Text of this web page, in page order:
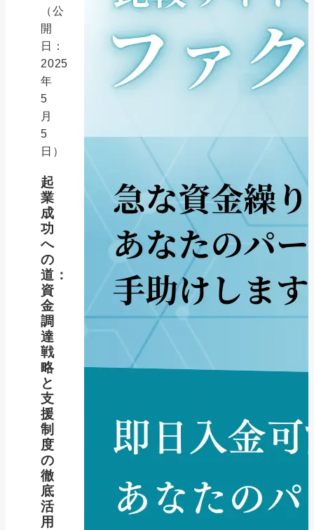
（公
開
日：
2025
年
5
月
5
日）
起
業
成
功
へ
の
道：
資
金
調
達
戦
略
と
支
援
制
度
の
徹
底
活
用